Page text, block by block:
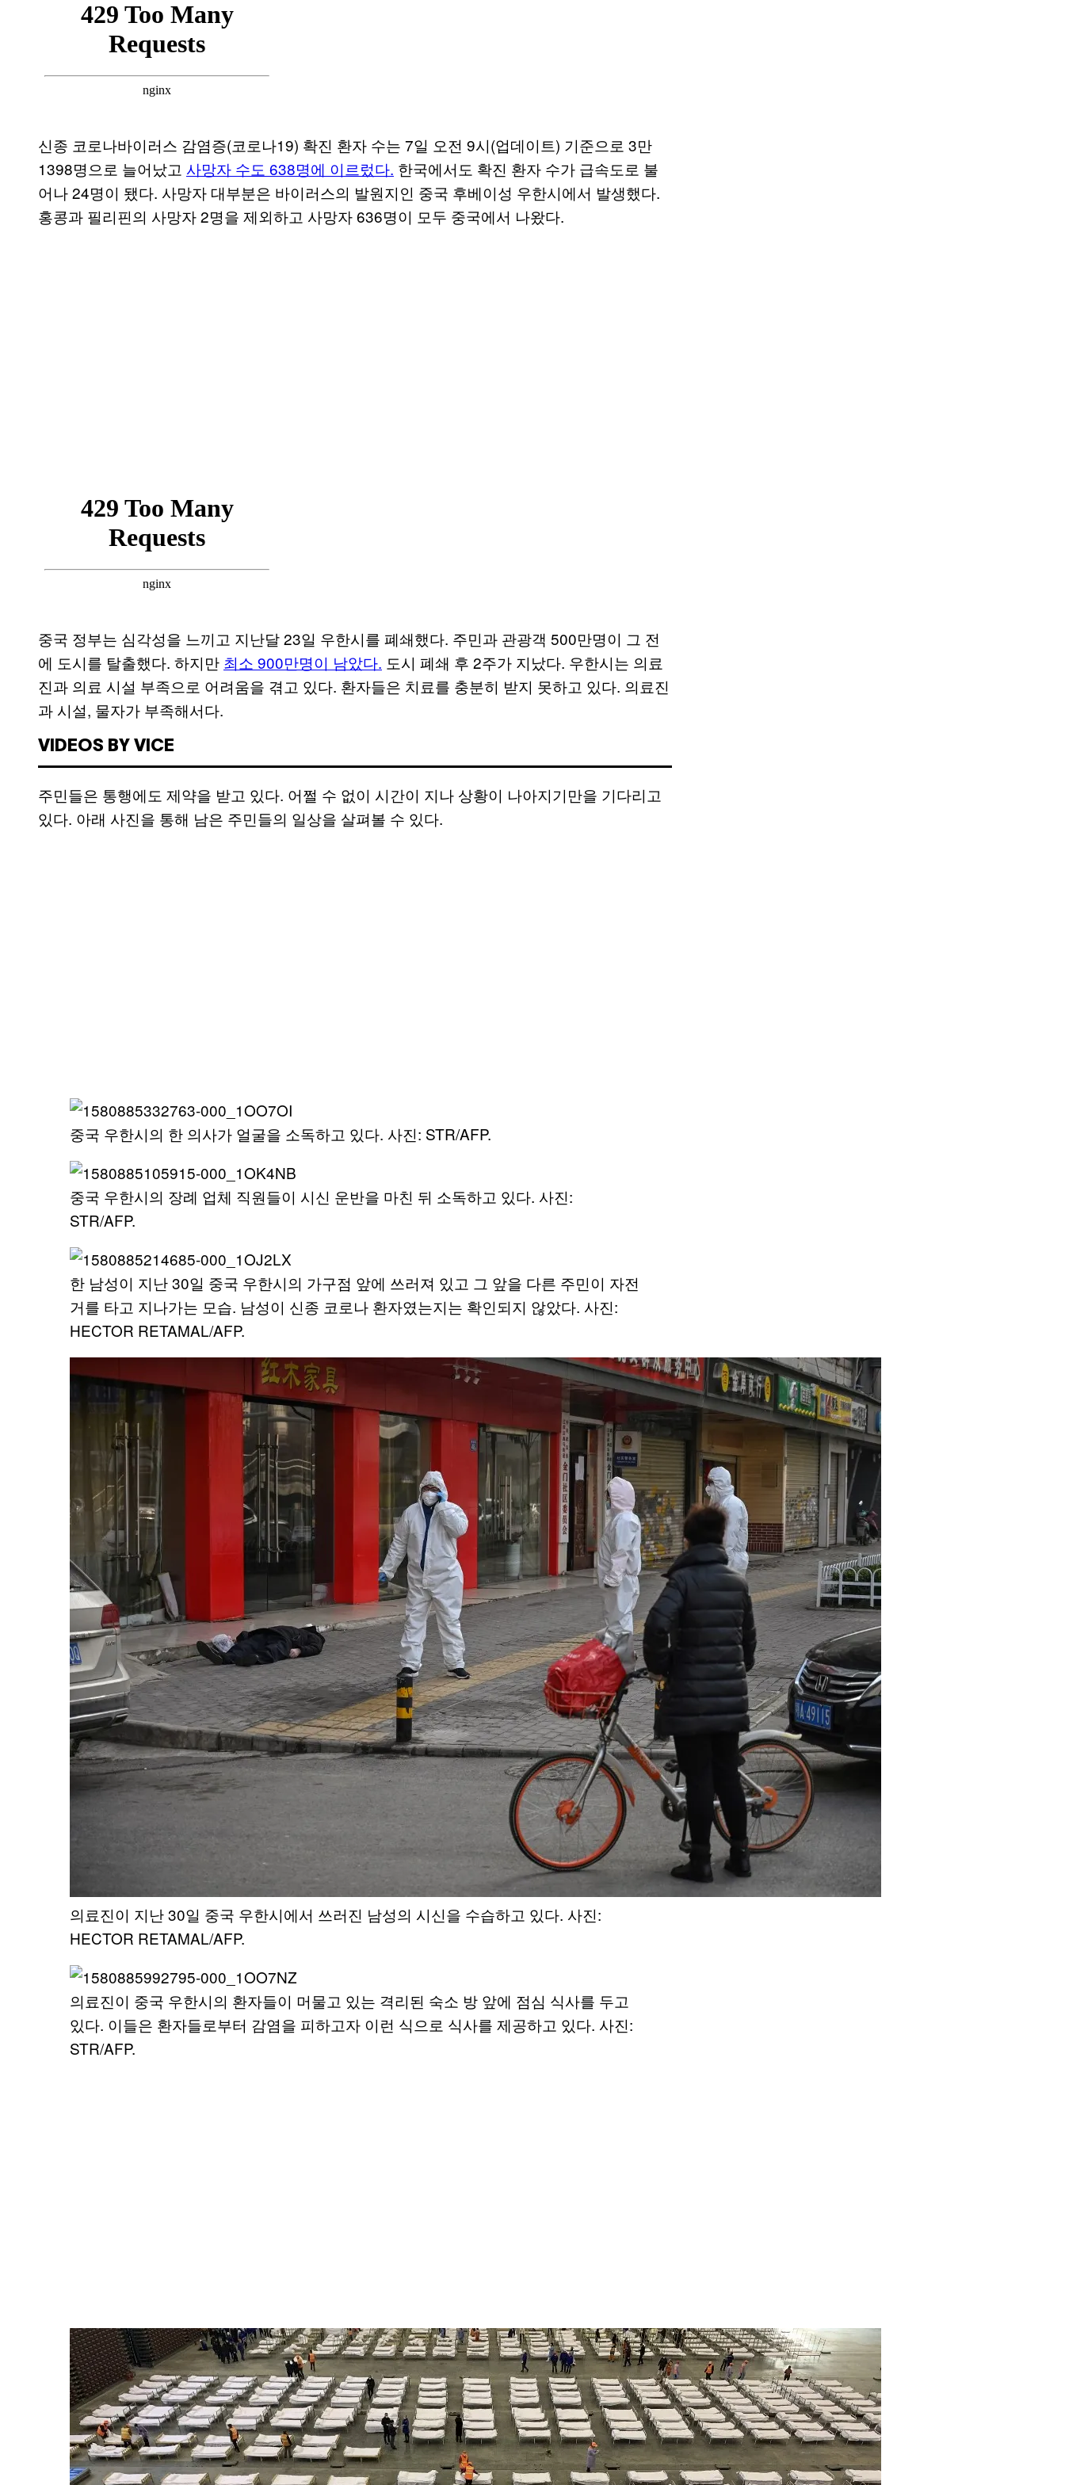
신종 코로나바이러스 감염증(코로나19) 확진 환자 수는 7일 오전 9시(업데이트) 기준으로 3만
1398명으로 늘어났고 사망자 수도 638명에 이르렀다. 한국에서도 확진 환자 수가 급속도로 불
어나 24명이 됐다. 사망자 대부분은 바이러스의 발원지인 중국 후베이성 우한시에서 발생했다.
홍콩과 필리핀의 사망자 2명을 제외하고 사망자 636명이 모두 중국에서 나왔다.
중국 정부는 심각성을 느끼고 지난달 23일 우한시를 폐쇄했다. 주민과 관광객 500만명이 그 전
에 도시를 탈출했다. 하지만 최소 900만명이 남았다. 도시 폐쇄 후 2주가 지났다. 우한시는 의료
진과 의료 시설 부족으로 어려움을 겪고 있다. 환자들은 치료를 충분히 받지 못하고 있다. 의료진
과 시설, 물자가 부족해서다.
VIDEOS BY VICE
주민들은 통행에도 제약을 받고 있다. 어쩔 수 없이 시간이 지나 상황이 나아지기만을 기다리고
있다. 아래 사진을 통해 남은 주민들의 일상을 살펴볼 수 있다.
중국 우한시의 한 의사가 얼굴을 소독하고 있다. 사진: STR/AFP.
중국 우한시의 장례 업체 직원들이 시신 운반을 마친 뒤 소독하고 있다. 사진:
STR/AFP.
한 남성이 지난 30일 중국 우한시의 가구점 앞에 쓰러져 있고 그 앞을 다른 주민이 자전
거를 타고 지나가는 모습. 남성이 신종 코로나 환자였는지는 확인되지 않았다. 사진:
HECTOR RETAMAL/AFP.
의료진이 지난 30일 중국 우한시에서 쓰러진 남성의 시신을 수습하고 있다. 사진:
HECTOR RETAMAL/AFP.
의료진이 중국 우한시의 환자들이 머물고 있는 격리된 숙소 방 앞에 점심 식사를 두고
있다. 이들은 환자들로부터 감염을 피하고자 이런 식으로 식사를 제공하고 있다. 사진:
STR/AFP.